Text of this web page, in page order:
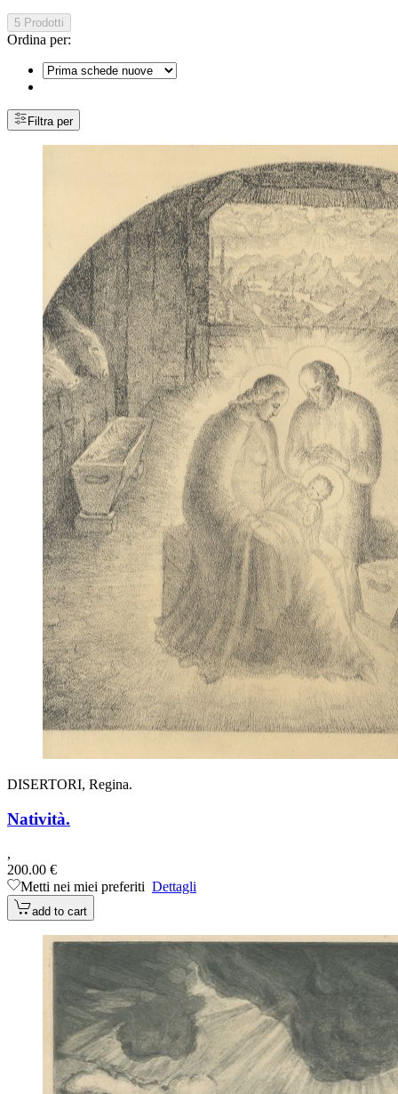
5 Prodotti
Ordina per:
Filtra per
DISERTORI, Regina.
Natività.
,
200.00 €
Metti nei miei preferiti Dettagli
add to cart